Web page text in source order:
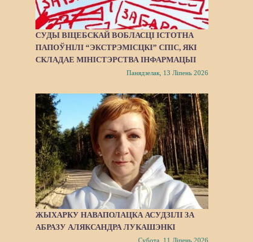
СУДЫ ВІЦЕБСКАЙ ВОБЛАСЦІ ІСТОТНА
ПАПОЎНІЛІ “ЭКСТРЭМІСЦКІ” СПІС, ЯКІ
СКЛАДАЕ МІНІСТЭРСТВА ІНФАРМАЦЫІ
Панядзелак, 13 Ліпень 2026
ЖЫХАРКУ НАВАПОЛАЦКА АСУДЗІЛІ ЗА
АБРАЗУ АЛЯКСАНДРА ЛУКАШЭНКІ
Субота, 11 Ліпень 2026